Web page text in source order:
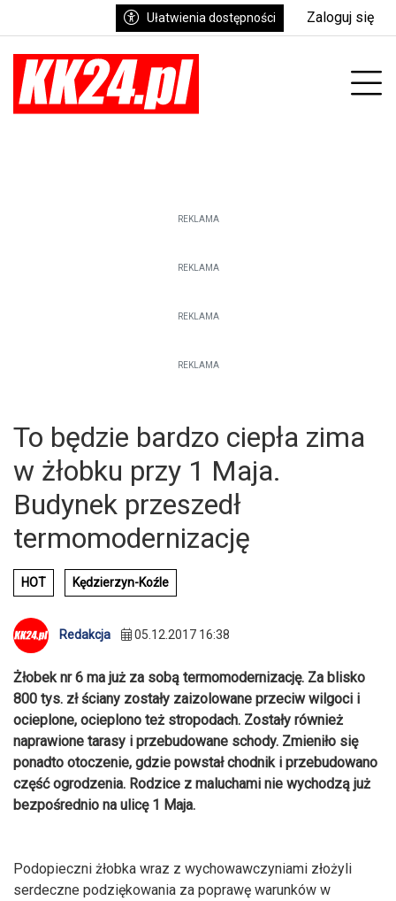
Ułatwienia dostępności Zaloguj się
REKLAMA
REKLAMA
REKLAMA
REKLAMA
To będzie bardzo ciepła zima
w żłobku przy 1 Maja.
Budynek przeszedł
termomodernizację
HOT Kędzierzyn-Koźle
Redakcja 05.12.2017 16:38
Żłobek nr 6 ma już za sobą termomodernizację. Za blisko
800 tys. zł ściany zostały zaizolowane przeciw wilgoci i
ocieplone, ocieplono też stropodach. Zostały również
naprawione tarasy i przebudowane schody. Zmieniło się
ponadto otoczenie, gdzie powstał chodnik i przebudowano
część ogrodzenia. Rodzice z maluchami nie wychodzą już
bezpośrednio na ulicę 1 Maja.
Podopieczni żłobka wraz z wychowawczyniami złożyli
serdeczne podziękowania za poprawę warunków w